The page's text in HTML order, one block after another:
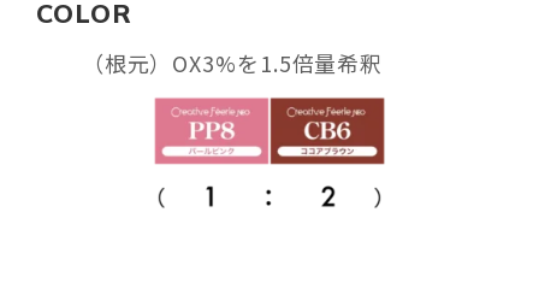
COLOR
（根元）OX3%を1.5倍量希釈